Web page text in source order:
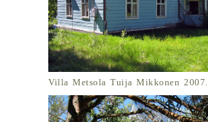
Villa Metsola Tuija Mikkonen 2007.